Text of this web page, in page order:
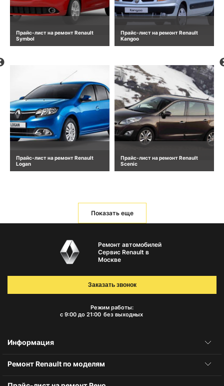
Прайс-лист на ремонт Renault
Symbol
Прайс-лист на ремонт Renault
Logan
Прайс-лист на ремонт Renault
Kangoo
Прайс-лист на ремонт Renault
Scenic
Показать еще
Ремонт автомобилей
Сервис Renault в
Москве
Режим работы:
с 9:00 до 21:00 без выходных
Заказать звонок
Информация
Ремонт Renault по моделям